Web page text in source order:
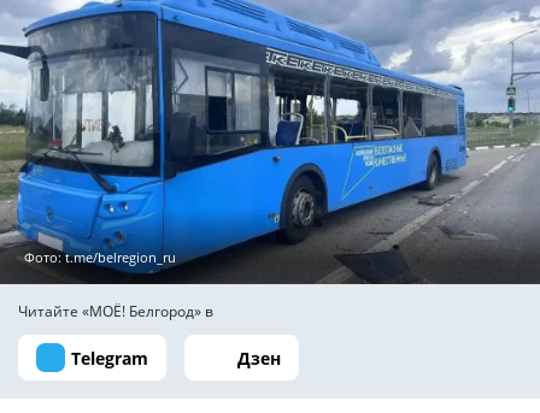
Фото: t.me/belregion_ru
Читайте «МОЁ! Белгород» в
Telegram Дзен